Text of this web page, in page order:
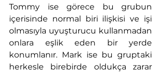
Tommy ise görece bu grubun
içerisinde normal biri ilişkisi ve işi
olmasıyla uyuşturucu kullanmadan
onlara eşlik eden bir yerde
konumlanır. Mark ise bu gruptaki
herkesle birebirde oldukça zarar